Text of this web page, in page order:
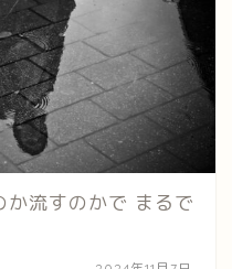
か流すのかで まるで